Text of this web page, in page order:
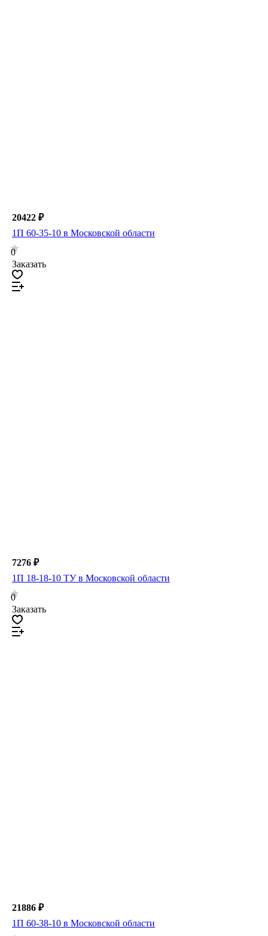
20422 ₽
1П 60-35-10 в Московской области
0
Заказать
7276 ₽
1П 18-18-10 ТУ в Московской области
0
Заказать
21886 ₽
1П 60-38-10 в Московской области